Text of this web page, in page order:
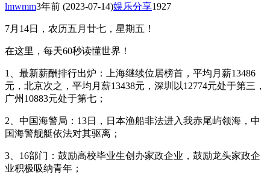
lmwmm3年前 (2023-07-14)娱乐分享1927
7月14日，农历五月廿七，星期五！
在这里，每天60秒读懂世界！
1、最新薪酬排行出炉：上海继续位居榜首，平均月薪13486
元，北京次之，平均月薪13438元，深圳以12774元处于第三，
广州10883元处于第七；
2、中国海警局：13日，日本渔船非法进入我赤尾屿领海，中
国海警舰艇依法对其驱离；
3、16部门：鼓励高校毕业生创办家政企业，鼓励龙头家政企
业积极吸纳青年；